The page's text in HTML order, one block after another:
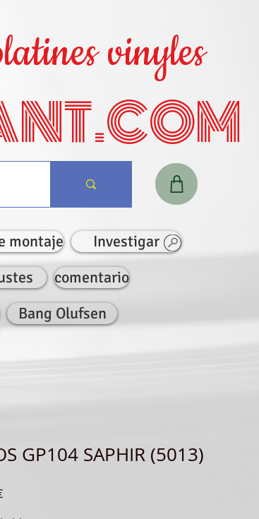
vinyles
montaje
Investigar
comentario
Bang Olufsen
GP104 SAPHIR (5013)
Precio